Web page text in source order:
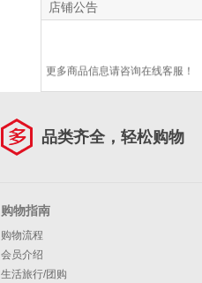
店铺公告
更多商品信息请咨询在线客服！
品类齐全，轻松购物
购物指南
购物流程
会员介绍
生活旅行/团购